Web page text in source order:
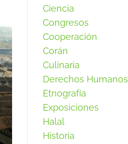
Ciencia
Congresos
Cooperación
Corán
Culinaria
Derechos Humanos
Etnografía
Exposiciones
Halal
Historia